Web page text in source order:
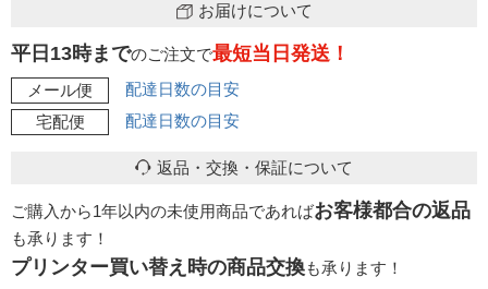
お届けについて
平日13時までのご注文で最短当日発送！
メール便
配達日数の目安
宅配便
配達日数の目安
返品・交換・保証について
ご購入から1年以内の未使用商品であればお客様都合の返品
も承ります！
プリンター買い替え時の商品交換も承ります！